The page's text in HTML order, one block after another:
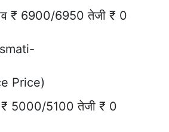
₹ 6900/6950 तेजी ₹ 0
Price)
₹ 5000/5100 तेजी ₹ 0